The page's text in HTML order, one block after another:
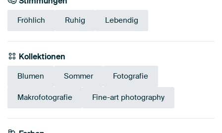
Fröhlich Ruhig Lebendig
Kollektionen
Blumen Sommer Fotografie
Makrofotografie Fine-art photography